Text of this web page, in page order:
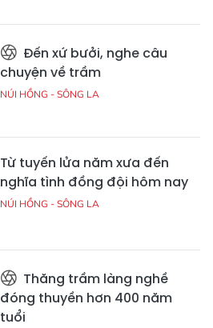
Đến xứ bưởi, nghe câu
chuyện về trầm
NÚI HỒNG - SÔNG LA
Từ tuyến lửa năm xưa đến
nghĩa tình đồng đội hôm nay
NÚI HỒNG - SÔNG LA
Thăng trầm làng nghề
đóng thuyền hơn 400 năm
tuổi